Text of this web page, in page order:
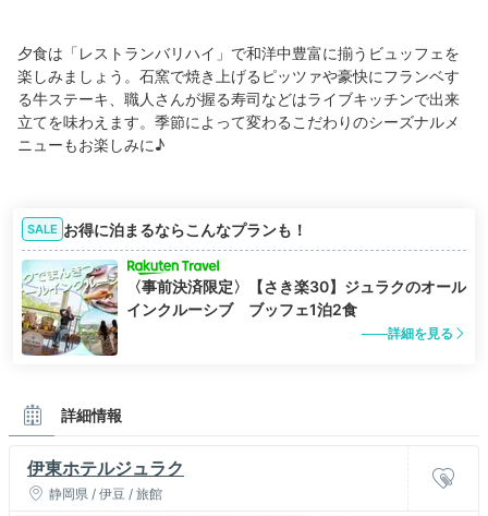
夕食は「レストランバリハイ」で和洋中豊富に揃うビュッフェを
楽しみましょう。石窯で焼き上げるピッツァや豪快にフランベす
る牛ステーキ、職人さんが握る寿司などはライブキッチンで出来
立てを味わえます。季節によって変わるこだわりのシーズナルメ
ニューもお楽しみに♪
SALE お得に泊まるならこんなプランも！
〈事前決済限定〉【さき楽30】ジュラクのオール
インクルーシブ ブッフェ1泊2食
詳細を見る
詳細情報
伊東ホテルジュラク
静岡県 / 伊豆 / 旅館